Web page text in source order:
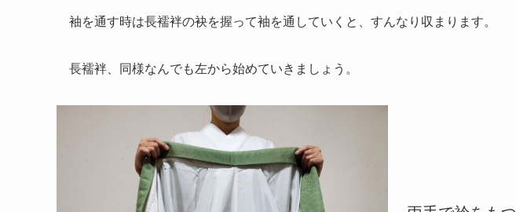
袖を通す時は長襦袢の袂を握って袖を通していくと、すんなり収まります。
長襦袢、同様なんでも左から始めていきましょう。